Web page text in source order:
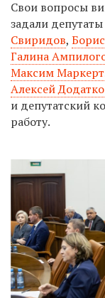
Свои вопросы
задали депутаты
Свиридов,
Галина
Максим Маркерт
Алексей Додатко
и депутатский
работу.